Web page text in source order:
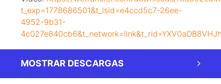
t_exp=1778686501&t_lsid=e4ccd5c7-26ee-
4952-9b31-
MOSTRAR DESCARGAS